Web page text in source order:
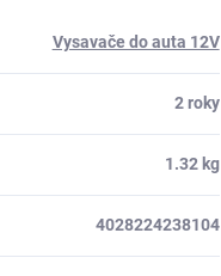
Vysavače do auta 12V
2 roky
1.32 kg
4028224238104